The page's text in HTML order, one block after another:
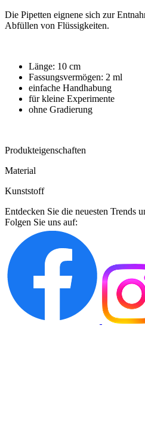
Die Pipetten eignene sich zur
Abfüllen von Flüssigkeiten.
Länge: 10 cm
Fassungsvermögen: 2 ml
einfache Handhabung
für kleine Experimente
ohne Gradierung
Produkteigenschaften
Material
Kunststoff
Entdecken Sie die neuesten Trends
Folgen Sie uns auf: